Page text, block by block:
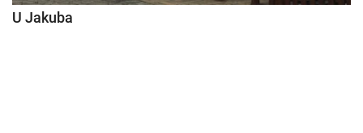
U Jakuba